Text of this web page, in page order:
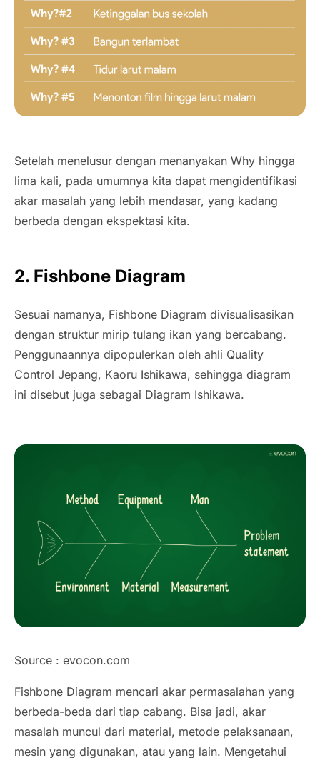
Setelah menelusur dengan menanyakan Why hingga
lima kali, pada umumnya kita dapat mengidentifikasi
akar masalah yang lebih mendasar, yang kadang
berbeda dengan ekspektasi kita.
2. Fishbone Diagram
Sesuai namanya, Fishbone Diagram divisualisasikan
dengan struktur mirip tulang ikan yang bercabang.
Penggunaannya dipopulerkan oleh ahli Quality
Control Jepang, Kaoru Ishikawa, sehingga diagram
ini disebut juga sebagai Diagram Ishikawa.
Source : evocon.com
Fishbone Diagram mencari akar permasalahan yang
berbeda-beda dari tiap cabang. Bisa jadi, akar
masalah muncul dari material, metode pelaksanaan,
mesin yang digunakan, atau yang lain. Mengetahui